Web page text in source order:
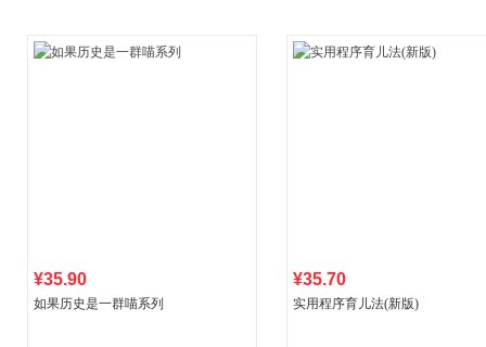
¥35.90
如果历史是一群喵系列
¥35.70
实用程序育儿法(新版)